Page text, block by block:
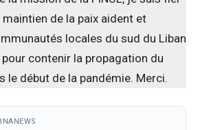
de la paix aident et
locales du sud du Liban
contenir la propagation du
le début de la pandémie. Merci.